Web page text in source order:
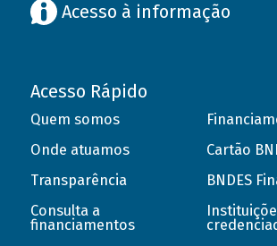
Acesso à informação
Acesso Rápido
Quem somos
Onde atuamos
Transparência
Consulta a
financiamentos
Cartão
BNDES